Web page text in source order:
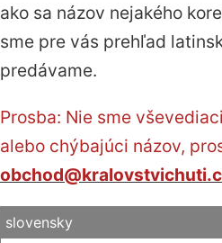
ako sa názov nejakého
sme pre vás prehľad
predávame.
Prosba: Nie sme
alebo chýbajúci názov,
slovensky